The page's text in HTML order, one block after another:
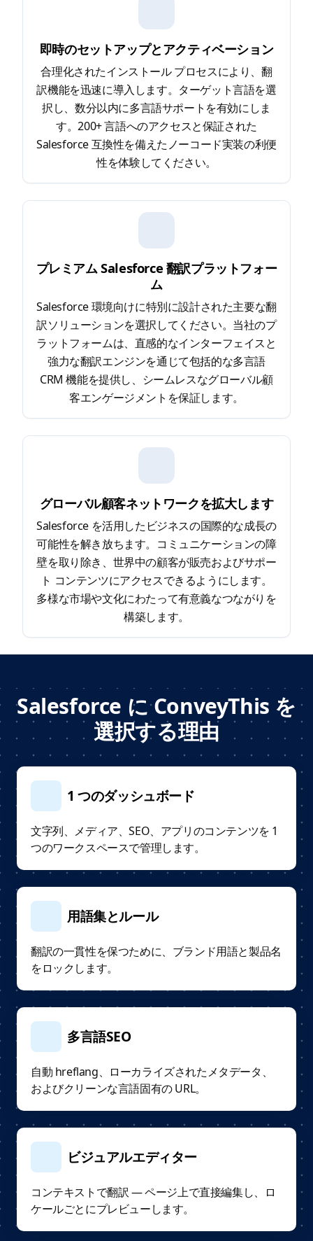
即時のセットアップとアクティベーション
合理化されたインストール プロセスにより、翻
訳機能を迅速に導入します。ターゲット言語を選
択し、数分以内に多言語サポートを有効にしま
す。200+ 言語へのアクセスと保証された
Salesforce 互換性を備えたノーコード実装の利便
性を体験してください。
プレミアム Salesforce 翻訳プラットフォー
ム
Salesforce 環境向けに特別に設計された主要な翻
訳ソリューションを選択してください。当社のプ
ラットフォームは、直感的なインターフェイスと
強力な翻訳エンジンを通じて包括的な多言語
CRM 機能を提供し、シームレスなグローバル顧
客エンゲージメントを保証します。
グローバル顧客ネットワークを拡大します
Salesforce を活用したビジネスの国際的な成長の
可能性を解き放ちます。コミュニケーションの障
壁を取り除き、世界中の顧客が販売およびサポー
ト コンテンツにアクセスできるようにします。
多様な市場や文化にわたって有意義なつながりを
構築します。
Salesforce に ConveyThis を
選択する理由
1 つのダッシュボード
文字列、メディア、SEO、アプリのコンテンツを 1
つのワークスペースで管理します。
用語集とルール
翻訳の一貫性を保つために、ブランド用語と製品名
をロックします。
多言語SEO
自動 hreflang、ローカライズされたメタデータ、
およびクリーンな言語固有の URL。
ビジュアルエディター
コンテキストで翻訳 — ページ上で直接編集し、ロ
ケールごとにプレビューします。